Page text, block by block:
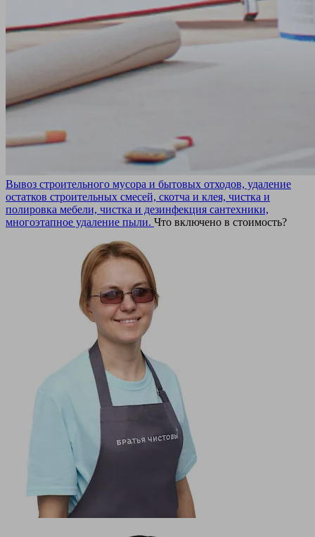
Вывоз строительного мусора и бытовых отходов, удаление
остатков строительных смесей, скотча и клея, чистка и
полировка мебели, чистка и дезинфекция сантехники,
многоэтапное удаление пыли. Что включено в стоимость?